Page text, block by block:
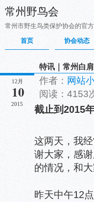
常州野鸟会
常州市野生鸟类保护协会的官
首页
协会动态
12月
10
2015
特讯｜常州白
作者： 网站
阅读：4153
截止到2015
这两天，我
谢大家，感
的情况，和大
昨天中午12